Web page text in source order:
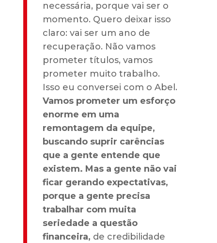
necessária, porque vai ser o
momento. Quero deixar isso
claro: vai ser um ano de
recuperação. Não vamos
prometer títulos, vamos
prometer muito trabalho.
Isso eu conversei com o Abel.
Vamos prometer um esforço
enorme em uma
remontagem da equipe,
buscando suprir carências
que a gente entende que
existem. Mas a gente não vai
ficar gerando expectativas,
porque a gente precisa
trabalhar com muita
seriedade a questão
financeira, de credibilidade